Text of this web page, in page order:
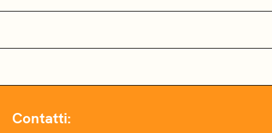
Contatti: